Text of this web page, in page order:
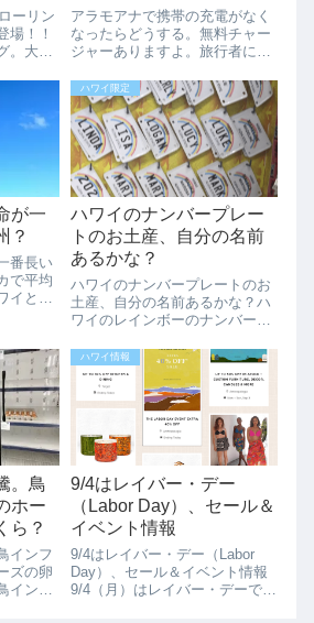
量＆
ーリン
場！！
。大容
グを探
フーズ
ー・バ
りますよ。
アラモアナで携帯の充電がなく
なったらどうする。無料チャー
ジャーありますよ。旅行者にと
定番ですよね。携帯で買いたい
ものをチェック、買いたい場所
をチェックなどなど携帯は今や
旅行には欠かせません。でもい
ざという時に携帯...
が一
？
番長い
で平均
イとい
地域よ
ってい
もしれ
ハワイ限定
ハワイのナンバープレー
トのお土産、自分の名前
あるかな？
ハワイのナンバープレートのお
土産、自分の名前あるかな？ハ
ワイのレインボーのナンバープ
あるとついつい嬉しくなります
ね。ハワイのお土産にお勧めで
す。色々な使い方ができそう
な、ハワイのナンバープレート
こちらは、キーホル...
。鳥
ホー
ら？
インフ
ズの卵
インフ
ハワイ情報
9/4はレイバー・デー
（Labor Day）、セール＆
イベント情報
9/4はレイバー・デー（Labor
Day）、セール＆イベント情報
9/4（月）はレイバー・デーで祝